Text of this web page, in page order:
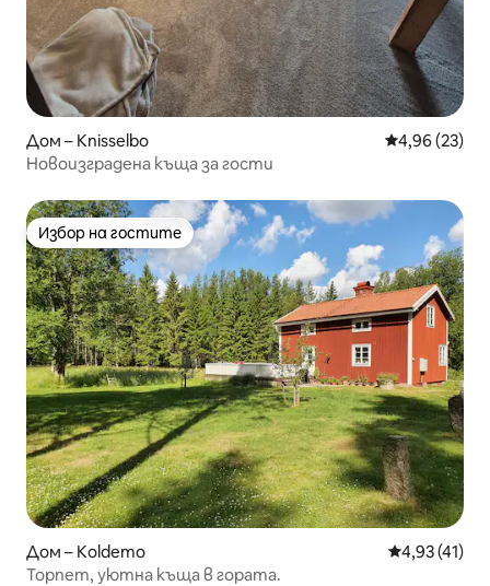
Дом – Knisselbo Средна
4,96 (23)
Новоизградена къща за гости
Избор на гостите
Избор на гостите
Дом – Koldemo Средна
4,93 (41)
Торпет, уютна къща в гората.